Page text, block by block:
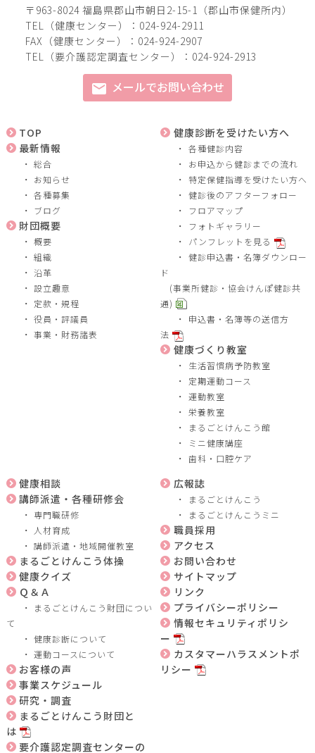
〒963-8024 福島県郡山市朝日2-15-1（郡山市保健所内）
TEL（健康センター）：024-924-2911
FAX（健康センター）：024-924-2907
TEL（要介護認定調査センター）：024-924-2913
mail メールでお問い合わせ
TOP
最新情報
総合
お知らせ
各種募集
ブログ
財団概要
概要
組織
沿革
設立趣意
定款・規程
役員・評議員
事業・財務諸表
健康診断を受けたい方へ
各種健診内容
お申込から健診までの流れ
特定保健指導を受けたい方へ
健診後のアフターフォロー
フロアマップ
フォトギャラリー
パンフレットを見る
健診申込書・名簿ダウンロー
ド
(事業所健診・協会けんぽ健診共
通)
申込書・名簿等の送信方
法
健康づくり教室
生活習慣病予防教室
定期運動コース
運動教室
栄養教室
まるごとけんこう館
ミニ健康講座
歯科・口腔ケア
健康相談
講師派遣・各種研修会
専門職研修
人材育成
講師派遣・地域開催教室
まるごとけんこう体操
健康クイズ
Ｑ＆Ａ
まるごとけんこう財団につい
て
健康診断について
運動コースについて
お客様の声
事業スケジュール
研究・調査
まるごとけんこう財団と
は
要介護認定調査センターの
広報誌
まるごとけんこう
まるごとけんこうミニ
職員採用
アクセス
お問い合わせ
サイトマップ
リンク
プライバシーポリシー
情報セキュリティポリシ
ー
カスタマーハラスメントポ
リシー